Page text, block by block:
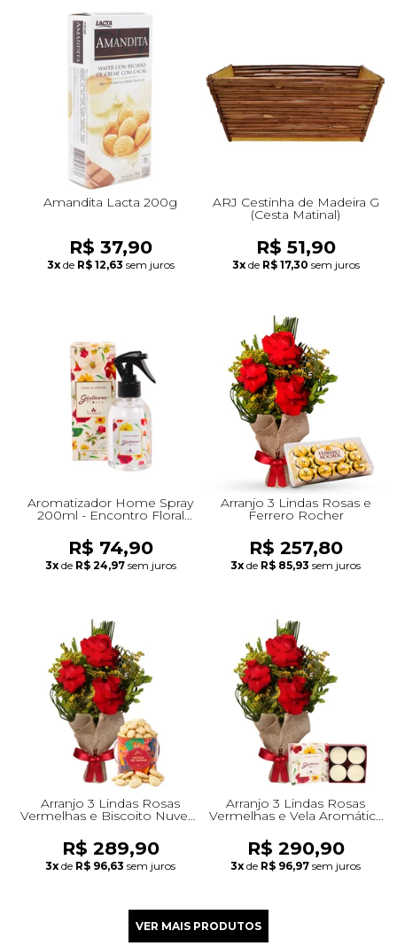
Amandita Lacta 200g
R$ 37,90
3x de R$ 12,63 sem juros
ARJ Cestinha de Madeira G
(Cesta Matinal)
R$ 51,90
3x de R$ 17,30 sem juros
Aromatizador Home Spray
200ml - Encontro Floral
R$ 74,90
3x de R$ 24,97 sem juros
Arranjo 3 Lindas Rosas e
Ferrero Rocher
R$ 257,80
3x de R$ 85,93 sem juros
Arranjo 3 Lindas Rosas
Vermelhas e Biscoito Nuvem
R$ 289,90
3x de R$ 96,63 sem juros
Arranjo 3 Lindas Rosas
Vermelhas e Vela Aromática
R$ 290,90
3x de R$ 96,97 sem juros